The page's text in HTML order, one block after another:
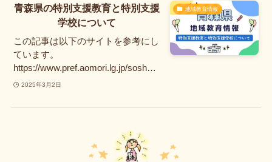
地域教育情報
青森県の特別支援教育と特別支援
学校について
この記事は以下のサイトを参考にし
ています。
https://www.pref.aomori.lg.jp/sosh…
2025年3月2日